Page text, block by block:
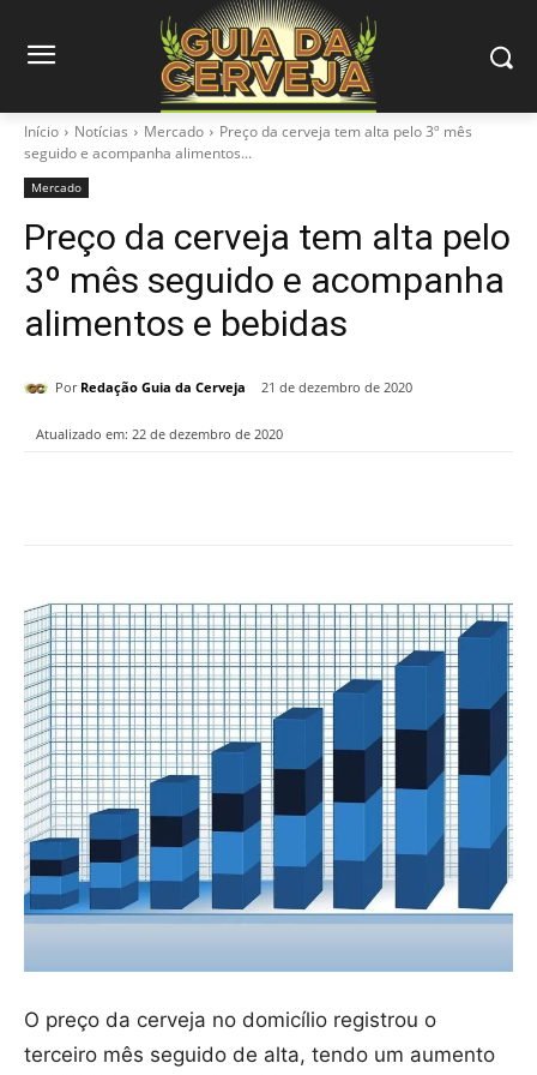
Início Notícias Mercado
Preço da cerveja tem alta pelo 3º mês
seguido e acompanha alimentos...
Mercado
Preço da cerveja tem alta pelo
3º mês seguido e acompanha
alimentos e bebidas
Por Redação Guia da Cerveja 21 de dezembro de 2020
Atualizado em: 22 de dezembro de 2020
O preço da cerveja no domicílio registrou o
terceiro mês seguido de alta, tendo um aumento